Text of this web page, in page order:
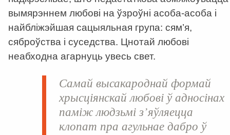
вымярэннем любові на ўзроўні асоба-асоба і
найбліжэйшая сацыяльная група: сям’я,
сяброўства і суседства. Цнотай любові
неабходна агарнуць увесь свет.
Самай высакароднай формай
хрысціянскай любові ў адносінах
паміж людзьмі з’яўляецца
клопат пра агульнае дабро ў